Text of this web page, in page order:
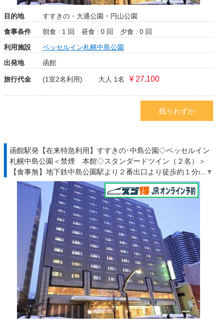
目的地
すすきの・大通公園・円山公園
食事条件
朝食 : 1 回 昼食 : 0 回
夕食 : 0 回
利用施設
ベッセルイン札幌中島公園
出発地
函館
旅行代金 (1室2名利用) 大人 1名 ¥ 27,100
残りわずか
函館駅発【在来特急利用】すすきの･中島公園◇ベッセルイン
札幌中島公園＜禁煙 本館◇スタンダードツイン（２名）＞
【食事無】地下鉄中島公園駅より２番出口より徒歩約１分の駅
近ホテル◆北海道◇ＪＲきっぷ駅受取